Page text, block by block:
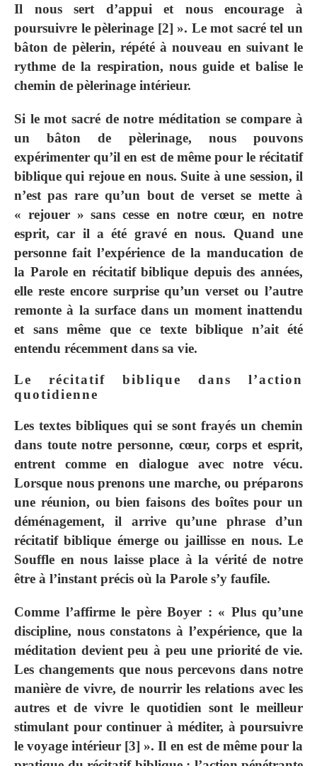
Il nous sert d’appui et nous encourage à
poursuivre le pèlerinage [2] ». Le mot sacré tel un
bâton de pèlerin, répété à nouveau en suivant le
rythme de la respiration, nous guide et balise le
chemin de pèlerinage intérieur.
Si le mot sacré de notre méditation se compare à
un bâton de pèlerinage, nous pouvons
expérimenter qu’il en est de même pour le récitatif
biblique qui rejoue en nous. Suite à une session, il
n’est pas rare qu’un bout de verset se mette à
« rejouer » sans cesse en notre cœur, en notre
esprit, car il a été gravé en nous. Quand une
personne fait l’expérience de la manducation de
la Parole en récitatif biblique depuis des années,
elle reste encore surprise qu’un verset ou l’autre
remonte à la surface dans un moment inattendu
et sans même que ce texte biblique n’ait été
entendu récemment dans sa vie.
Le récitatif biblique dans l’action
quotidienne
Les textes bibliques qui se sont frayés un chemin
dans toute notre personne, cœur, corps et esprit,
entrent comme en dialogue avec notre vécu.
Lorsque nous prenons une marche, ou préparons
une réunion, ou bien faisons des boîtes pour un
déménagement, il arrive qu’une phrase d’un
récitatif biblique émerge ou jaillisse en nous. Le
Souffle en nous laisse place à la vérité de notre
être à l’instant précis où la Parole s’y faufile.
Comme l’affirme le père Boyer : « Plus qu’une
discipline, nous constatons à l’expérience, que la
méditation devient peu à peu une priorité de vie.
Les changements que nous percevons dans notre
manière de vivre, de nourrir les relations avec les
autres et de vivre le quotidien sont le meilleur
stimulant pour continuer à méditer, à poursuivre
le voyage intérieur [3] ». Il en est de même pour la